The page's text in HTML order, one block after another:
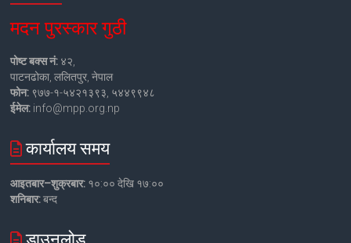
मदन पुरस्कार गुठी
पोष्ट बक्स नं: ४२,
पाटनढोका, ललितपुर, नेपाल
फोन: ९७७-१-५४२१३९३, ५४४९९४८
ईमेल: info@mpp.org.np
कार्यालय समय
आइतबार–शुक्रबार: १०:०० देखि १७:००
शनिबार:बन्द